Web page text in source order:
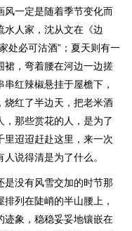
风一定是随着季节变化而
水人家，沈从文在《边
处必可沽酒”；夏天则有一
裙，弯着腰在河边一边搓
红辣椒悬挂于屋檐下，
烧红了半边天，把老米酒
，那些赏花的人，是为了
里迢迢赶赴这里，来一次
说得清是为了什么。
是没有风雪交加的时节那
列在陡峭的半山腰上，
迹象，稳稳妥妥地镶嵌在